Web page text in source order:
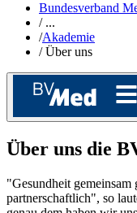
Bundesverband
/...
/Akademie
/Über uns
Über uns die
"Gesundheit gemeinsam
partnerschaftlich", so